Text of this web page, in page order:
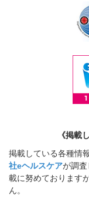
《掲載
掲載している各種情
社eヘルスケアが調
載に努めております
ん。